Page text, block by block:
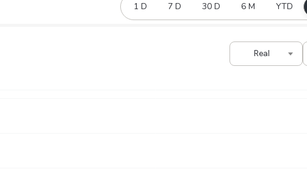
Apple
Ethereum
Dogecoin
Solana
1 D 7 D 30 D 6 M YTD
Real